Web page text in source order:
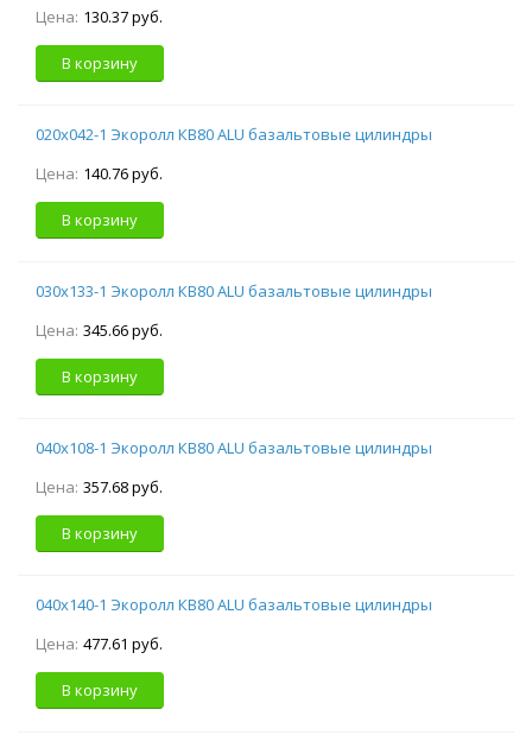
Цена: 130.37 руб.
В корзину
020х042-1 Экоролл КВ80 ALU базальтовые цилиндры
Цена: 140.76 руб.
В корзину
030х133-1 Экоролл КВ80 ALU базальтовые цилиндры
Цена: 345.66 руб.
В корзину
040х108-1 Экоролл КВ80 ALU базальтовые цилиндры
Цена: 357.68 руб.
В корзину
040х140-1 Экоролл КВ80 ALU базальтовые цилиндры
Цена: 477.61 руб.
В корзину